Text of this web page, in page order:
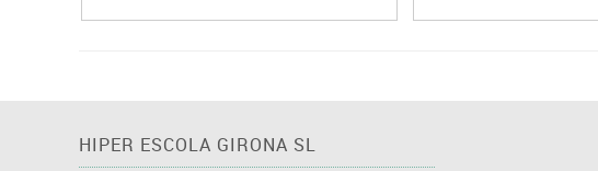
HIPER ESCOLA GIRONA SL